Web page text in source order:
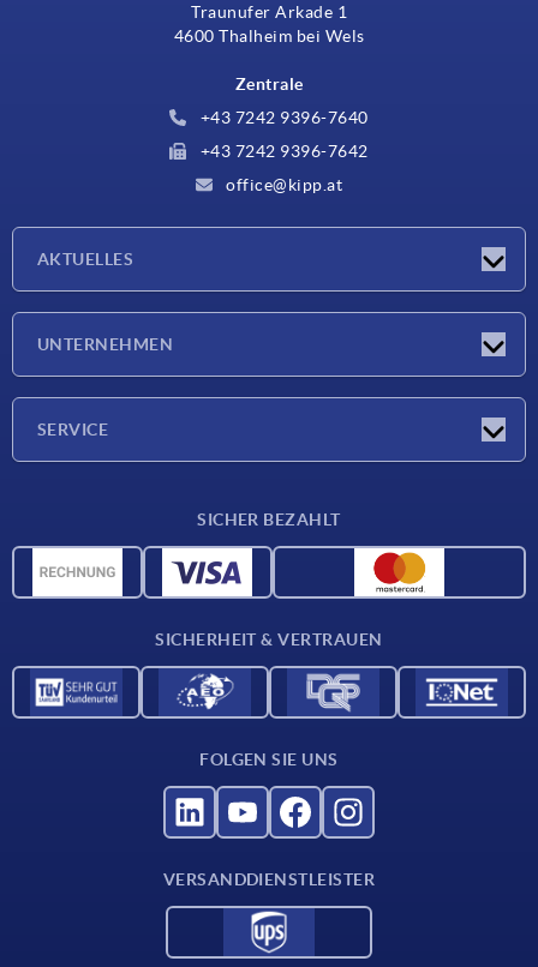
Traunufer Arkade 1
4600 Thalheim bei Wels
Zentrale
+43 7242 9396-7640
+43 7242 9396-7642
office@kipp.at
AKTUELLES
UNTERNEHMEN
SERVICE
CAD-Daten
Für Lieferanten
SICHER BEZAHLT
SICHERHEIT & VERTRAUEN
FOLGEN SIE UNS
VERSANDDIENSTLEISTER